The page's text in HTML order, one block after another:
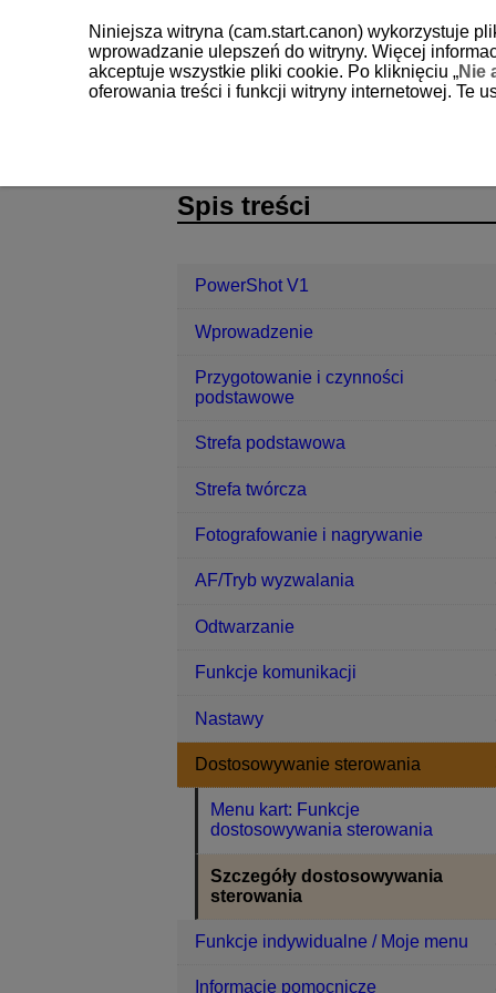
PowerShot V1 Dostosowywanie
Spis treści
PowerShot V1
Wprowadzenie
Przygotowanie i czynności
podstawowe
Strefa podstawowa
Strefa twórcza
Fotografowanie i nagrywanie
AF/Tryb wyzwalania
Odtwarzanie
Funkcje komunikacji
Nastawy
Dostosowywanie sterowania
Menu kart: Funkcje
dostosowywania sterowania
Szczegóły dostosowywania
sterowania
Funkcje indywidualne / Moje menu
Informacje pomocnicze
Niniejsza witryna (cam.start.canon) wykorzystuje
wprowadzanie ulepszeń do witryny. Więcej
akceptuje wszystkie pliki cookie. Po kliknięciu „Nie
oferowania treści i funkcji witryny internetowej. Te